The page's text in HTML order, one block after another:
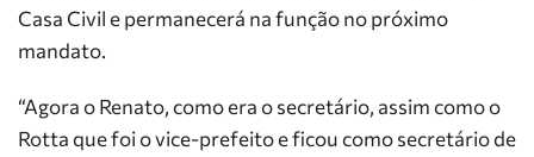
Casa Civil e permanecerá na função no próximo
mandato.
“Agora o Renato, como era o secretário, assim como o
Rotta que foi o vice-prefeito e ficou como secretário de